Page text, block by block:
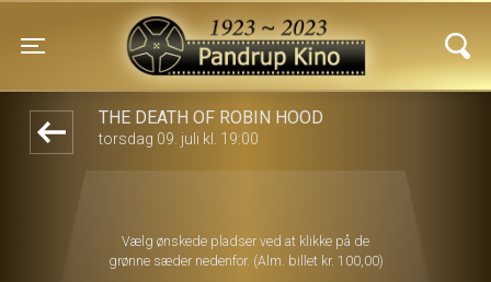
Toggle navigation
Pandrup Kino
THE DEATH OF ROBIN HOOD
torsdag 09. juli kl. 19:00
Vælg ønskede pladser ved at klikke på de
grønne sæder nedenfor. (Alm. billet kr. 100,00)
front05-temp 090337